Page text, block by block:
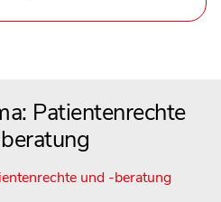
Patientenrechte
und -beratung